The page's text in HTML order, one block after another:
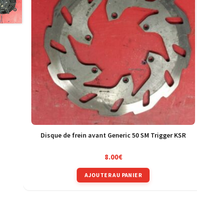
Disque de frein avant Generic 50 SM Trigger KSR
8.00€
AJOUTER AU PANIER